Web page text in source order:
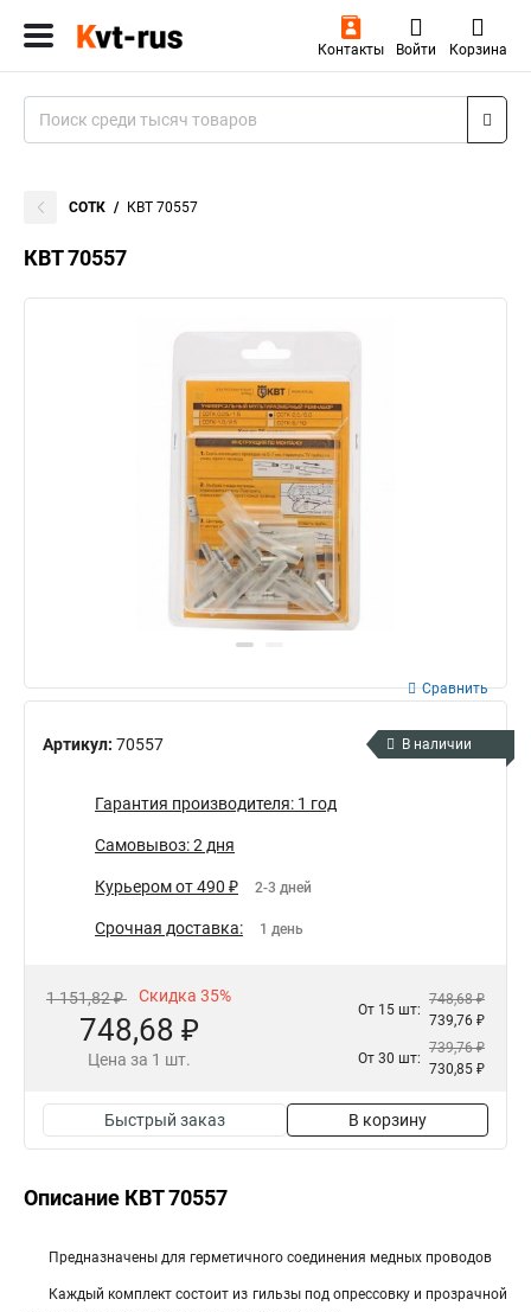
Контакты Войти Корзина
СОТК КВТ 70557
КВТ 70557
Артикул: 70557
Сравнить
В наличии
Гарантия производителя: 1 год
Самовывоз: 2 дня
Курьером от 490 ₽ 2-3 дней
Срочная доставка: 1 день
1 151,82 ₽ Скидка 35%
748,68 ₽
Цена за 1 шт.
От 15 шт:
748,68 ₽
739,76 ₽
От 30 шт:
739,76 ₽
730,85 ₽
Быстрый заказ В корзину
Описание КВТ 70557
Предназначены для герметичного соединения медных проводов
Каждый комплект состоит из гильзы под опрессовку и прозрачной